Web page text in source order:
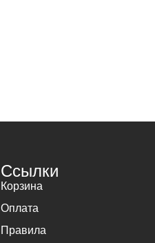
Ссылки
Корзина
Оплата
Правила